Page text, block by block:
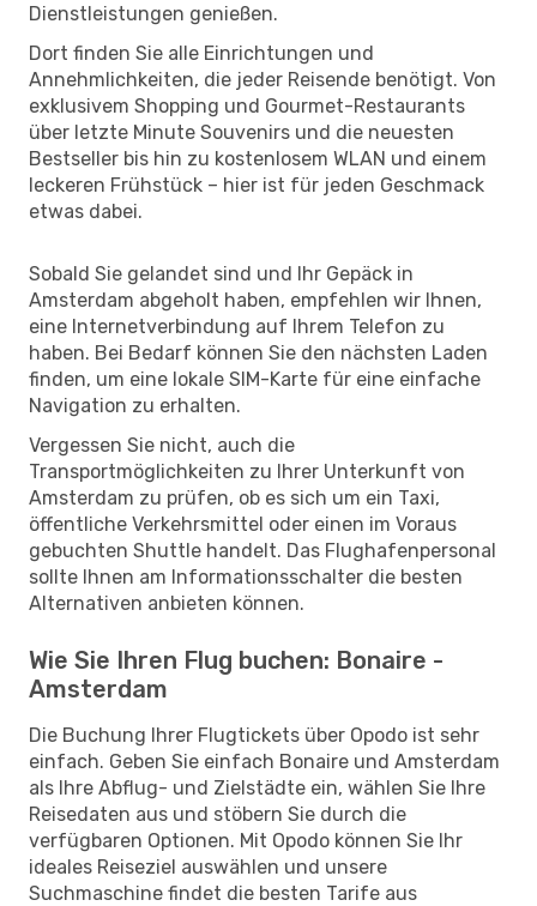
Dienstleistungen genießen.
Dort finden Sie alle Einrichtungen und
Annehmlichkeiten, die jeder Reisende benötigt. Von
exklusivem Shopping und Gourmet-Restaurants
über letzte Minute Souvenirs und die neuesten
Bestseller bis hin zu kostenlosem WLAN und einem
leckeren Frühstück – hier ist für jeden Geschmack
etwas dabei.
Sobald Sie gelandet sind und Ihr Gepäck in
Amsterdam abgeholt haben, empfehlen wir Ihnen,
eine Internetverbindung auf Ihrem Telefon zu
haben. Bei Bedarf können Sie den nächsten Laden
finden, um eine lokale SIM-Karte für eine einfache
Navigation zu erhalten.
Vergessen Sie nicht, auch die
Transportmöglichkeiten zu Ihrer Unterkunft von
Amsterdam zu prüfen, ob es sich um ein Taxi,
öffentliche Verkehrsmittel oder einen im Voraus
gebuchten Shuttle handelt. Das Flughafenpersonal
sollte Ihnen am Informationsschalter die besten
Alternativen anbieten können.
Wie Sie Ihren Flug buchen: Bonaire -
Amsterdam
Die Buchung Ihrer Flugtickets über Opodo ist sehr
einfach. Geben Sie einfach Bonaire und Amsterdam
als Ihre Abflug- und Zielstädte ein, wählen Sie Ihre
Reisedaten aus und stöbern Sie durch die
verfügbaren Optionen. Mit Opodo können Sie Ihr
ideales Reiseziel auswählen und unsere
Suchmaschine findet die besten Tarife aus